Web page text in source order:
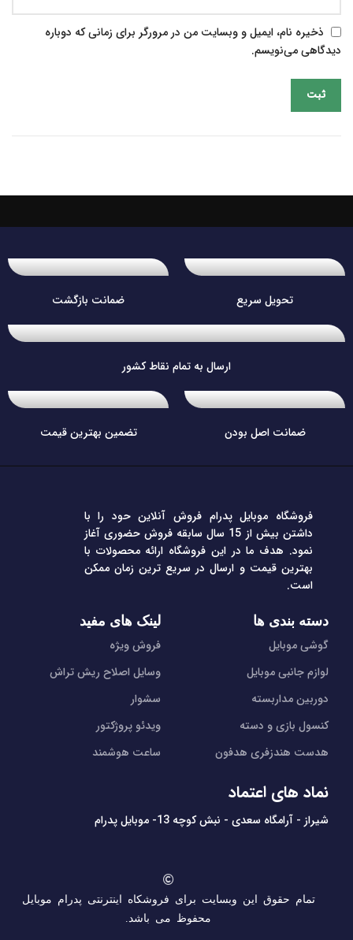
ذخیره نام، ایمیل و وبسایت من در مرورگر برای زمانی که دوباره
دیدگاهی می‌نویسم.
تحویل سریع ضمانت بازگشت
ارسال به تمام نقاط کشور
ضمانت اصل بودن تضمین بهترین قیمت
فروشگاه موبایل پدرام فروش آنلاین حود را با
داشتن بیش از 15 سال سابقه فروش حضوری آغاز
نمود. هدف ما در این فروشگاه ارائه محصولات با
بهترین قیمت و ارسال در سریع ترین زمان ممکن
است.
دسته بندی ها
گوشی موبایل
لوازم جانبی موبایل
دوربین مداربسته
کنسول بازی و دسته
هدست هندزفری هدفون
لینک های مفید
فروش ویژه
وسایل اصلاح ریش تراش
سشوار
ویدئو پروژکتور
ساعت هوشمند
نماد های اعتماد
شیراز - آرامگاه سعدی - نبش کوچه 13- موبایل پدرام
تمام حقوق این وبسایت برای فروشکاه اینترنتی پدرام موبایل
محفوظ می باشد.